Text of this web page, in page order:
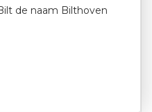
de naam Bilthoven